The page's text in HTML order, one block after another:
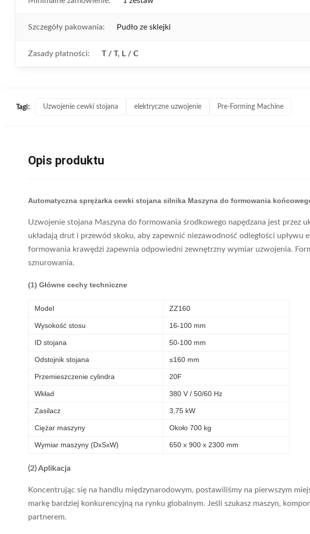
Szczegóły pakowania: Pudło ze sklejki
Zasady płatności: T / T, L / C
Tagi: Uzwojenie cewki stojana elektryczne uzwojenie Pre-Forming Machine
Opis produktu
Automatyczna sprężarka cewki stojana silnika Maszyna do formowania
Uzwojenie stojana Maszyna do formowania środkowego napędzana jest przez
układają drut i przewód skoku, aby zapewnić niezawodność odległości
formowania krawędzi zapewnia odpowiedni zewnętrzny wymiar uzwojenia.
sznurowania.
(1) Główne cechy techniczne
Model ZZ160
Wysokość stosu 16-100 mm
ID stojana 50-100 mm
Odstojnik stojana ≤160 mm
Przemieszczenie cylindra 20F
Wkład 380 V / 50/60 Hz
Zasilacz 3,75 kW
Ciężar maszyny Około 700 kg
Wymiar maszyny (DxSxW) 650 x 900 x 2300 mm
(2) Aplikacja
Koncentrując się na handlu międzynarodowym, postawiliśmy na pierwszym
markę bardziej konkurencyjną na rynku globalnym. Jeśli szukasz maszyn,
partnerem.